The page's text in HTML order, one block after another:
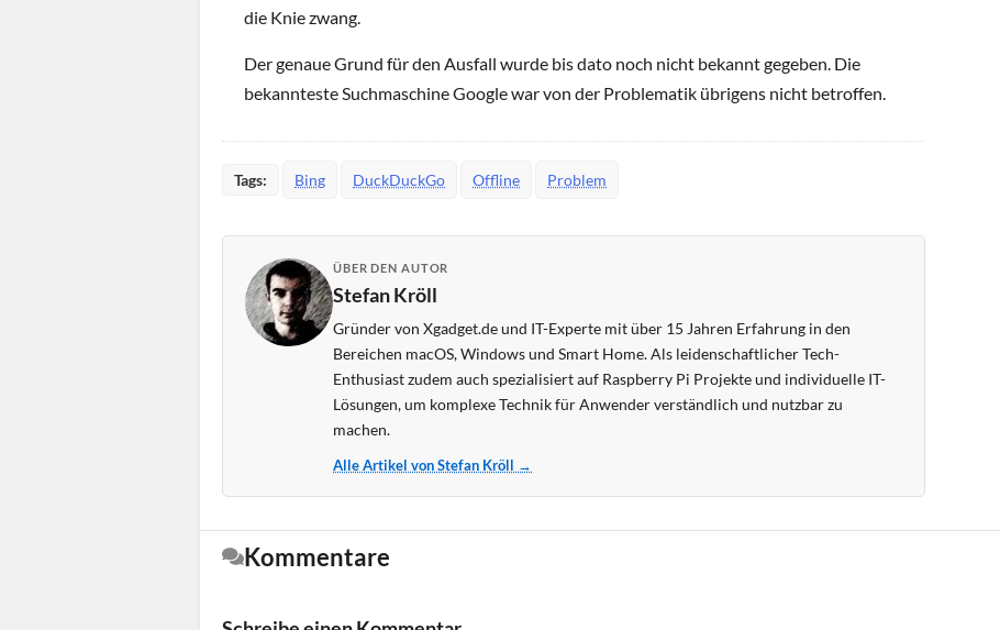
die Knie zwang.
Der genaue Grund für den Ausfall wurde bis dato noch nicht bekannt gegeben. Die
bekannteste Suchmaschine Google war von der Problematik übrigens nicht betroffen.
Tags: Bing DuckDuckGo Offline Problem
ÜBER DEN AUTOR
Stefan Kröll
Gründer von Xgadget.de und IT-Experte mit über 15 Jahren Erfahrung in den
Bereichen macOS, Windows und Smart Home. Als leidenschaftlicher Tech-
Enthusiast zudem auch spezialisiert auf Raspberry Pi Projekte und individuelle IT-
Lösungen, um komplexe Technik für Anwender verständlich und nutzbar zu
machen.
Alle Artikel von Stefan Kröll →
Kommentare